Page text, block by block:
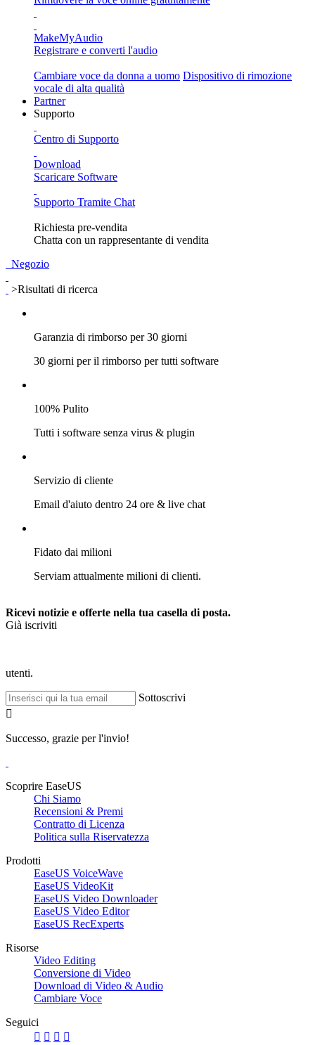
MakeMyAudio
Registrare e converti l'audio
Cambiare voce da donna a uomo Dispositivo di rimozione
vocale di alta qualità
Partner
Supporto
Centro di Supporto
Download
Scaricare Software
Supporto Tramite Chat
Richiesta pre-vendita
Chatta con un rappresentante di vendita
Negozio
>Risultati di ricerca
Garanzia di rimborso per 30 giorni
30 giorni per il rimborso per tutti software
100% Pulito
Tutti i software senza virus & plugin
Servizio di cliente
Email d'aiuto dentro 24 ore & live chat
Fidato dai milioni
Serviam attualmente milioni di clienti.
Ricevi notizie e offerte nella tua casella di posta.
Già iscriviti
utenti.
Sottoscrivi

Successo, grazie per l'invio!
Scoprire EaseUS
Chi Siamo
Recensioni & Premi
Contratto di Licenza
Politica sulla Riservatezza
Prodotti
EaseUS VoiceWave
EaseUS VideoKit
EaseUS Video Downloader
EaseUS Video Editor
EaseUS RecExperts
Risorse
Video Editing
Conversione di Video
Download di Video & Audio
Cambiare Voce
Seguici
   